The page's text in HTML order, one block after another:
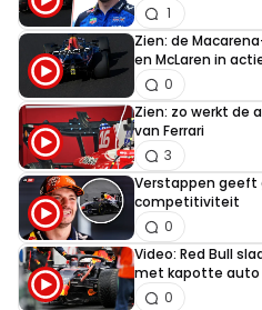
1
Zien: de
en McLaren in
0
Zien: zo werkt de
van Ferrari
3
Verstappen geeft
competitiviteit
0
Video: Red Bull
met kapotte auto
0